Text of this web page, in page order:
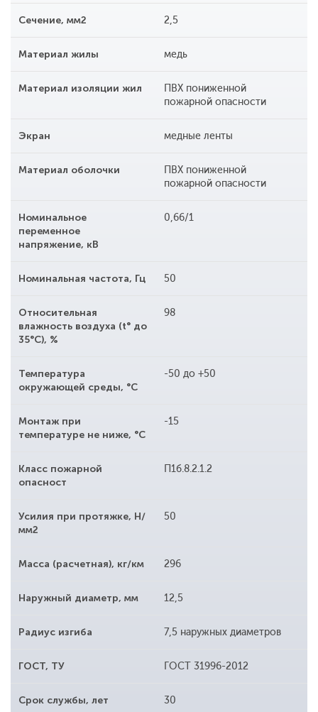
Сечение, мм2 2,5
Материал жилы медь
Материал изоляции жил
ПВХ пониженной
пожарной опасности
Экран медные ленты
Материал оболочки
ПВХ пониженной
пожарной опасности
Номинальное
переменное
напряжение, кВ
0,66/1
Номинальная частота, Гц 50
Относительная
влажность воздуха (t° до
35°С), %
98
Температура
окружающей среды, °С
-50 до +50
Монтаж при
температуре не ниже, °С
-15
Класс пожарной
опасност
П1б.8.2.1.2
Усилия при протяжке, Н/
мм2
50
Масса (расчетная), кг/км 296
Наружный диаметр, мм 12,5
Радиус изгиба 7,5 наружных диаметров
ГОСТ, ТУ ГОСТ 31996-2012
Срок службы, лет 30